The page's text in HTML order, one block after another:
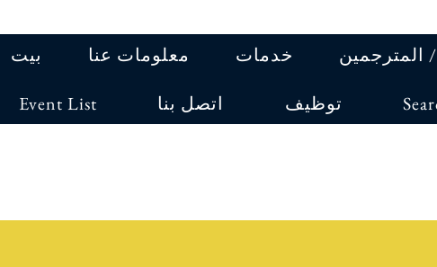
بيت معلومات عنا خدمات المترجمين
Event List اتصل بنا توظيف